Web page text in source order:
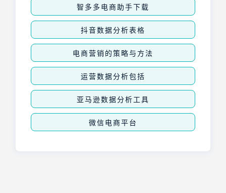
智多多电商助手下载
抖音数据分析表格
电商营销的策略与方法
运营数据分析包括
亚马逊数据分析工具
微信电商平台